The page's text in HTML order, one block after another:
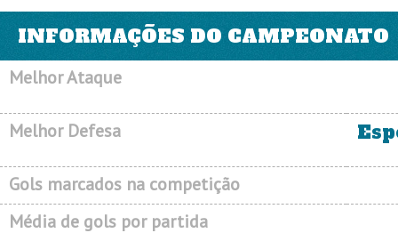
INFORMAÇÕES DO CAMPEONATO
Melhor Ataque
Melhor Defesa
Gols marcados na competição
Média de gols por partida